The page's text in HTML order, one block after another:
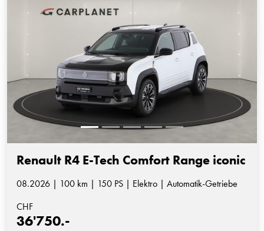
Renault R4 E-Tech Comfort Range iconic
08.2026 | 100 km | 150 PS | Elektro | Automatik-Getriebe
CHF
36'750.-